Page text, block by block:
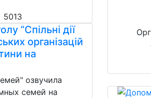
5013
“Спільні дії
організацій
на
озвучила
семей на